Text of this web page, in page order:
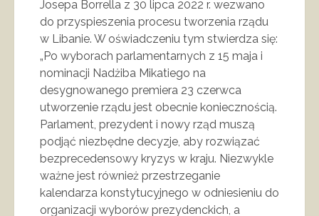
Josepa Borrella z 30 lipca 2022 r. wezwano
do przyspieszenia procesu tworzenia rządu
w Libanie. W oświadczeniu tym stwierdza się:
„Po wyborach parlamentarnych z 15 maja i
nominacji Nadżiba Mikatiego na
desygnowanego premiera 23 czerwca
utworzenie rządu jest obecnie koniecznością.
Parlament, prezydent i nowy rząd muszą
podjąć niezbędne decyzje, aby rozwiązać
bezprecedensowy kryzys w kraju. Niezwykle
ważne jest również przestrzeganie
kalendarza konstytucyjnego w odniesieniu do
organizacji wyborów prezydenckich, a